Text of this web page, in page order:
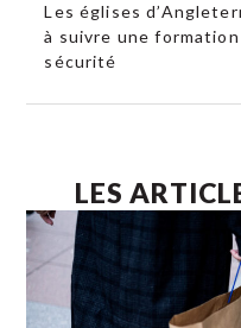
Les églises
à suivre une
sécurité
LES